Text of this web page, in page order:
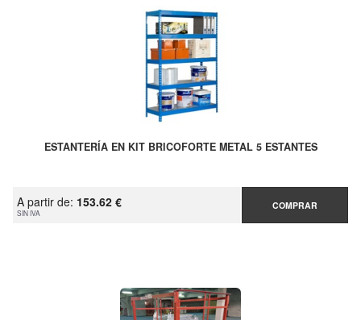
ESTANTERÍA EN KIT BRICOFORTE METAL 5 ESTANTES
A partir de: 153.62 €
SIN IVA
COMPRAR